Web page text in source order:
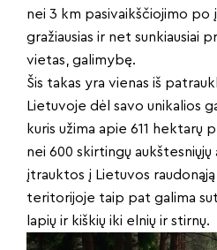
nei 3 km pasivaikščiojimo po
gražiausias ir net sunkiausiai
vietas, galimybę.
Šis takas yra vienas iš
Lietuvoje dėl savo unikalios
kuris užima apie 611 hektarų
nei 600 skirtingų aukštesniųjų
įtrauktos į Lietuvos
teritorijoje taip pat galima
lapių ir kiškių iki elnių ir stirnų.